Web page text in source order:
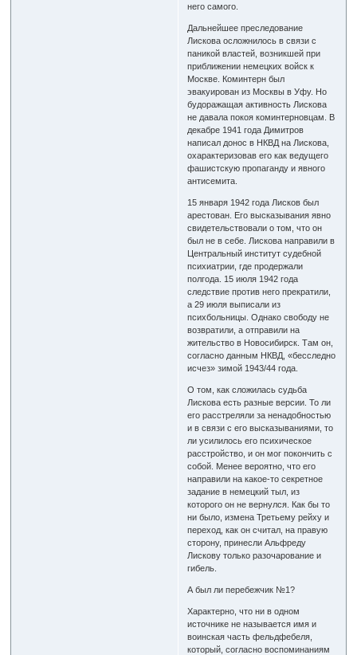
него самого.
Дальнейшее преследование
Лискова осложнилось в связи с
паникой властей, возникшей при
приближении немецких войск к
Москве. Коминтерн был
эвакуирован из Москвы в Уфу. Но
будоражащая активность Лискова
не давала покоя коминтерновцам. В
декабре 1941 года Димитров
написал донос в НКВД на Лискова,
охарактеризовав его как ведущего
фашистскую пропаганду и явного
антисемита.
15 января 1942 года Лисков был
арестован. Его высказывания явно
свидетельствовали о том, что он
был не в себе. Лискова направили в
Центральный институт судебной
психиатрии, где продержали
полгода. 15 июля 1942 года
следствие против него прекратили,
а 29 июля выписали из
психбольницы. Однако свободу не
возвратили, а отправили на
жительство в Новосибирск. Там он,
согласно данным НКВД, «бесследно
исчез» зимой 1943/44 года.
О том, как сложилась судьба
Лискова есть разные версии. То ли
его расстреляли за ненадобностью
и в связи с его высказываниями, то
ли усилилось его психическое
расстройство, и он мог покончить с
собой. Менее вероятно, что его
направили на какое-то секретное
задание в немецкий тыл, из
которого он не вернулся. Как бы то
ни было, измена Третьему рейху и
переход, как он считал, на правую
сторону, принесли Альфреду
Лискову только разочарование и
гибель.
А был ли перебежчик №1?
Характерно, что ни в одном
источнике не называется имя и
воинская часть фельдфебеля,
который, согласно воспоминаниям